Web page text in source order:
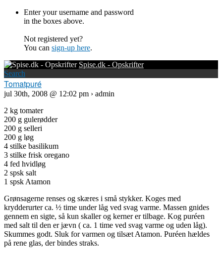
Enter your username and password
in the boxes above.
Not registered yet?
You can sign-up here.
Spise.dk - Opskrifter
Search
Tomatpuré
jul 30th, 2008 @ 12:02 pm › admin
2 kg tomater
200 g gulerødder
200 g selleri
200 g løg
4 stilke basilikum
3 stilke frisk oregano
4 fed hvidløg
2 spsk salt
1 spsk Atamon
Grønsagerne renses og skæres i små stykker. Koges med
krydderurter ca. ½ time under låg ved svag varme. Massen gnides
gennem en sigte, så kun skaller og kerner er tilbage. Kog puréen
med salt til den er jævn ( ca. 1 time ved svag varme og uden låg).
Skummes godt. Sluk for varmen og tilsæt Atamon. Puréen hældes
på rene glas, der bindes straks.